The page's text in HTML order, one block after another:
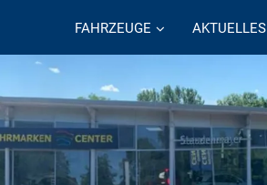
FAHRZEUGE AKTUELLES